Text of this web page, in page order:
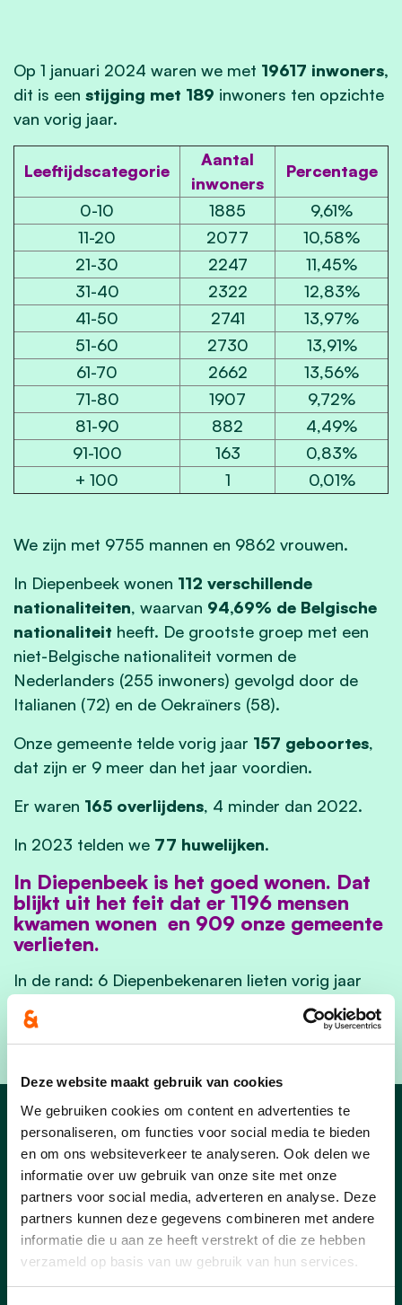
Deze website maakt gebruik van cookies
We gebruiken cookies om content en advertenties te
personaliseren, om functies voor social media te bieden
en om ons websiteverkeer te analyseren. Ook delen we
informatie over uw gebruik van onze site met onze
partners voor social media, adverteren en analyse. Deze
partners kunnen deze gegevens combineren met andere
informatie die u aan ze heeft verstrekt of die ze hebben
verzameld op basis van uw gebruik van hun services.
Op 1 januari 2024 waren we met 19617 inwoners,
dit is een stijging met 189 inwoners ten opzichte
van vorig jaar.
Leeftijdscategorie
Aantal
inwoners
Percentage
0-10
1885
9,61%
11-20
2077
10,58%
21-30
2247
11,45%
31-40
2322
12,83%
41-50
2741
13,97%
51-60
2730
13,91%
61-70
2662
13,56%
71-80
1907
9,72%
81-90
882
4,49%
91-100
163
0,83%
+ 100
1 0,01%
We zijn met 9755 mannen en 9862 vrouwen.
In Diepenbeek wonen 112 verschillende
nationaliteiten, waarvan 94,69% de Belgische
nationaliteit heeft. De grootste groep met een
niet-Belgische nationaliteit vormen de
Nederlanders (255 inwoners) gevolgd door de
Italianen (72) en de Oekraïners (58).
Onze gemeente telde vorig jaar 157 geboortes,
dat zijn er 9 meer dan het jaar voordien.
Er waren 165 overlijdens, 4 minder dan 2022.
In 2023 telden we 77 huwelijken.
In Diepenbeek is het goed wonen. Dat
blijkt uit het feit dat er 1196 mensen
kwamen wonen en 909 onze gemeente
verlieten.
In de rand: 6 Diepenbekenaren lieten vorig jaar
hun voornaam wijzigen, 2 daarvan omwille van
een aanpassing geslachtsregistratie.
Nieuws Diepenbeek